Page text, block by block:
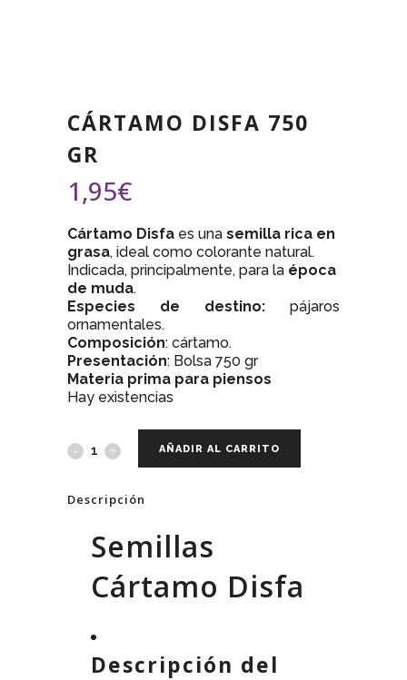
CÁRTAMO DISFA 750
GR
1,95€
Cártamo Disfa es una semilla rica en
grasa, ideal como colorante natural.
Indicada, principalmente, para la época
de muda.
Especies de destino: pájaros
ornamentales.
Composición: cártamo.
Presentación: Bolsa 750 gr
Materia prima para piensos
Hay existencias
AÑADIR AL CARRITO
Descripción
Semillas
Cártamo Disfa
Descripción del